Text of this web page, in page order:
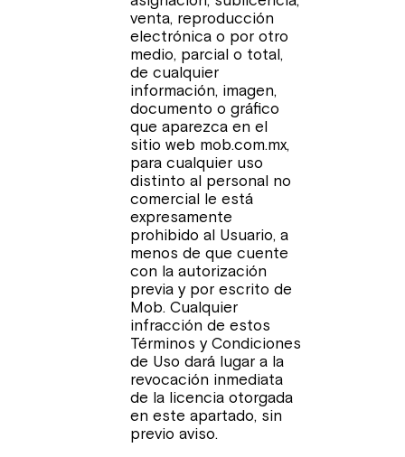
venta, reproducción
electrónica o por otro
medio, parcial o total,
de cualquier
información, imagen,
documento o gráfico
que aparezca en el
sitio web mob.com.mx,
para cualquier uso
distinto al personal no
comercial le está
expresamente
prohibido al Usuario, a
menos de que cuente
con la autorización
previa y por escrito de
Mob. Cualquier
infracción de estos
Términos y Condiciones
de Uso dará lugar a la
revocación inmediata
de la licencia otorgada
en este apartado, sin
previo aviso.